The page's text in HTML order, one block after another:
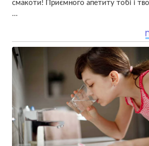
смакоти! Приємного апетиту тобі і
…